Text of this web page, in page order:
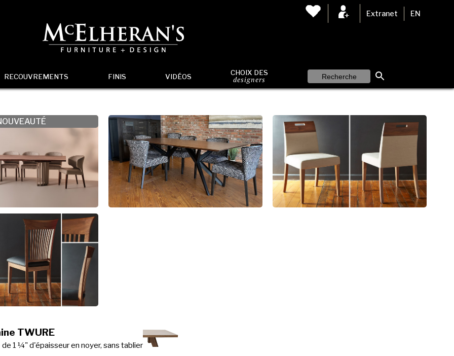
Extranet EN
RECOUVREMENTS FINIS VIDÉOS CHOIX DES
designers
TWURE
1 ¼" d'épaisseur en noyer, sans tablier